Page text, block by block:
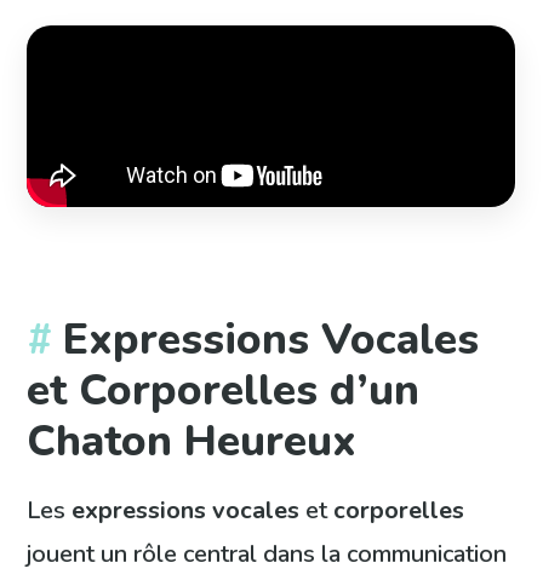
Expressions Vocales
et Corporelles d’un
Chaton Heureux
Les expressions vocales etcorporelles
jouent un rôle central dans la communication